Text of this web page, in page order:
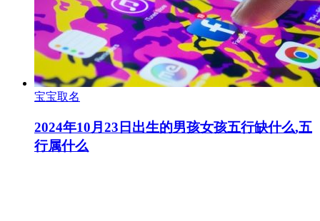
宝宝取名
2024年10月23日出生的男孩女孩五行缺什么,五
行属什么